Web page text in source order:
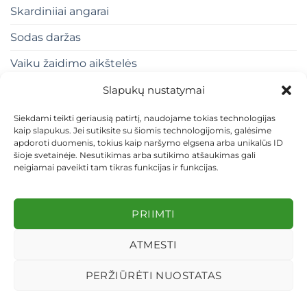
Slapukų nustatymai
Siekdami teikti geriausią patirtį, naudojame tokias technologijas
kaip slapukus. Jei sutiksite su šiomis technologijomis, galėsime
apdoroti duomenis, tokius kaip naršymo elgsena arba unikalūs ID
šioje svetainėje. Nesutikimas arba sutikimo atšaukimas gali
neigiamai paveikti tam tikras funkcijas ir funkcijas.
PRIIMTI
ATMESTI
PERŽIŪRĖTI NUOSTATAS
Skardiniiai angarai
Sodas daržas
Vaiku žaidimo aikštelės
KEITIMAS IR GRĄŽINIMAS
PRIVATUMO POLITIKA
Visos teisės saugomos 2026 ©dekosodas.lt